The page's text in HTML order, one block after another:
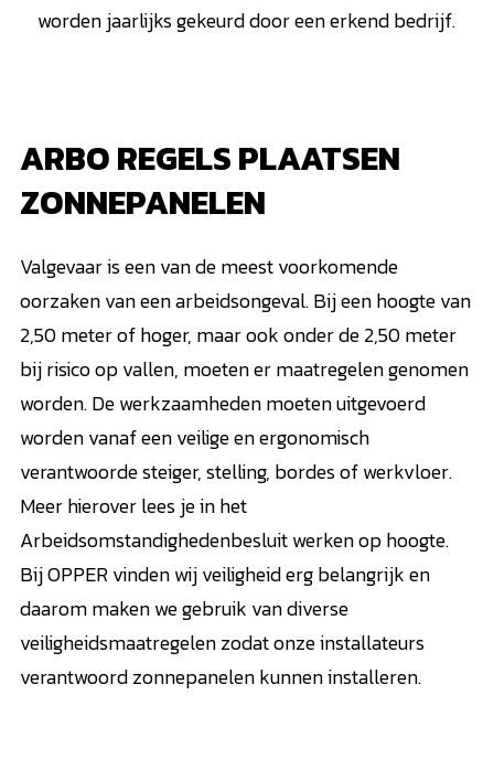
worden jaarlijks gekeurd door een erkend bedrijf.
ARBO REGELS PLAATSEN
ZONNEPANELEN
Valgevaar is een van de meest voorkomende
oorzaken van een arbeidsongeval. Bij een hoogte van
2,50 meter of hoger, maar ook onder de 2,50 meter
bij risico op vallen, moeten er maatregelen genomen
worden. De werkzaamheden moeten uitgevoerd
worden vanaf een veilige en ergonomisch
verantwoorde steiger, stelling, bordes of werkvloer.
Meer hierover lees je in het
Arbeidsomstandighedenbesluit werken op hoogte.
Bij OPPER vinden wij veiligheid erg belangrijk en
daarom maken we gebruik van diverse
veiligheidsmaatregelen zodat onze installateurs
verantwoord zonnepanelen kunnen installeren.